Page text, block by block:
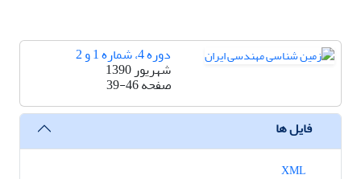
دوره 4، شماره 1 و 2
شهریور 1390
صفحه39-46
فایل ها